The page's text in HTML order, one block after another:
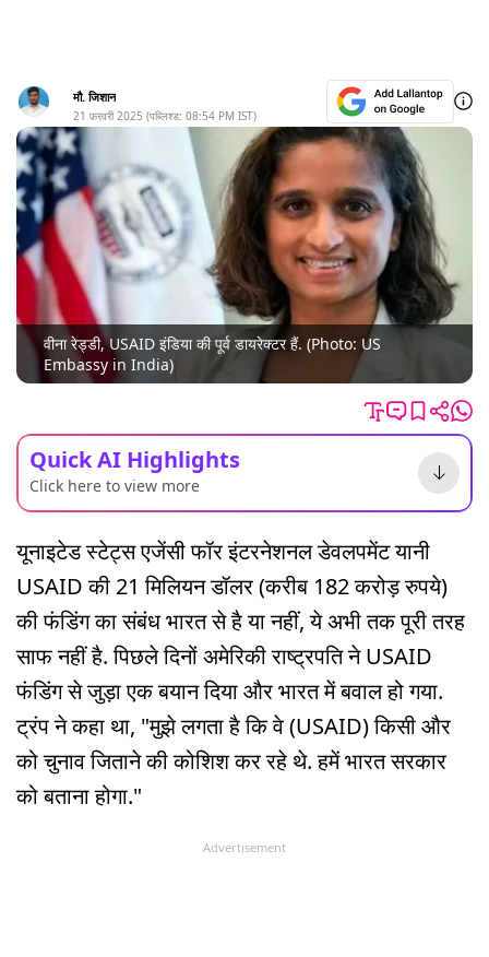
मौ. जिशान
21 फ़रवरी 2025 (पब्लिश्ड: 08:54 PM IST)
वीना रेड्डी, USAID इंडिया की पूर्व डायरेक्टर हैं. (Photo: US
Embassy in India)
Quick AI Highlights
Click here to view more
यूनाइटेड स्टेट्स एजेंसी फॉर इंटरनेशनल डेवलपमेंट यानी
USAID की 21 मिलियन डॉलर (करीब 182 करोड़ रुपये)
की फंडिंग का संबंध भारत से है या नहीं, ये अभी तक पूरी तरह
साफ नहीं है. पिछले दिनों अमेरिकी राष्ट्रपति ने USAID
फंडिंग से जुड़ा एक बयान दिया और भारत में बवाल हो गया.
ट्रंप ने कहा था, "मुझे लगता है कि वे (USAID) किसी और
को चुनाव जिताने की कोशिश कर रहे थे. हमें भारत सरकार
को बताना होगा."
Advertisement